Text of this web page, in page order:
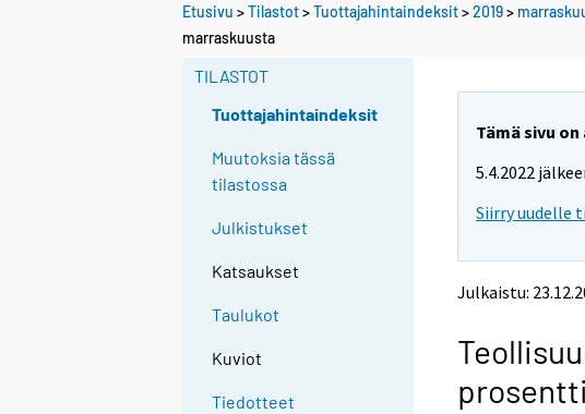
Etusivu >Tilastot>Tuottajahintaindeksit>2019>
marraskuusta
TILASTOT
Tuottajahintaindeksit
Muutoksia tässä
tilastossa
Julkistukset
Katsaukset
Taulukot
Kuviot
Tiedotteet
Tämä sivu
5.4.2022
Siirry uudelle
Julkaistu:
Y
Y